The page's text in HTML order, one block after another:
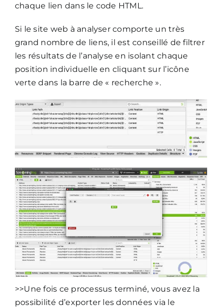
chaque lien dans le code HTML.
Si le site web à analyser comporte un très
grand nombre de liens, il est conseillé de filtrer
les résultats de l’analyse en isolant chaque
position individuelle en cliquant sur l’icône
verte dans la barre de « recherche ».
>>Une fois ce processus terminé, vous avez la
possibilité d’exporter les données via le